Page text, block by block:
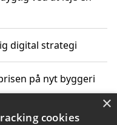
digital strategi
på nyt byggeri
uden binding ×
cookies